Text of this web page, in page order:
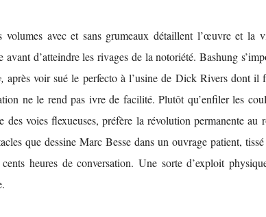
volumes avec et sans grumeaux détaillent l’œuvre et la
avant d’atteindre les rivages de la notoriété. Bashung
après voir sué le perfecto à l’usine de Dick Rivers dont il
ne le rend pas ivre de facilité. Plutôt qu’enfiler les
des voies flexueuses, préfère la révolution permanente au
que dessine Marc Besse dans un ouvrage patient,
heures de conversation. Une sorte d’exploit